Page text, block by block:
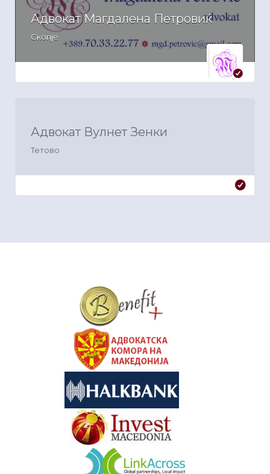
Адвокат Магдалена Петровиќ
Скопје
Адвокат Вулнет Зенки
Тетово